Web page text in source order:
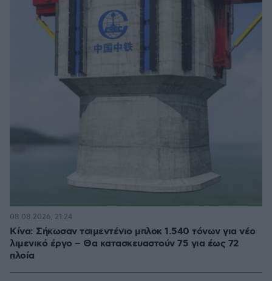
Κίνα: Σήκωσαν τσιμεντένιο μπλοκ 1.540 τόνων για νέο
λιμενικό έργο – Θα κατασκευαστούν 75 για έως 72
πλοία
08.08.2026, 21:24